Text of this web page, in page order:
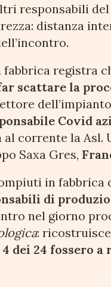
responsabili
distanza
fabbrica registra
scattare la
dell’impianto
Covid
corrente la Asl.
Saxa Gres,
in fabbrica
di
nel giorno
:
4 dei 24 fossero